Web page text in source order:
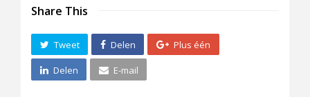
Share This
Tweet Delen Plus één
Delen E-mail